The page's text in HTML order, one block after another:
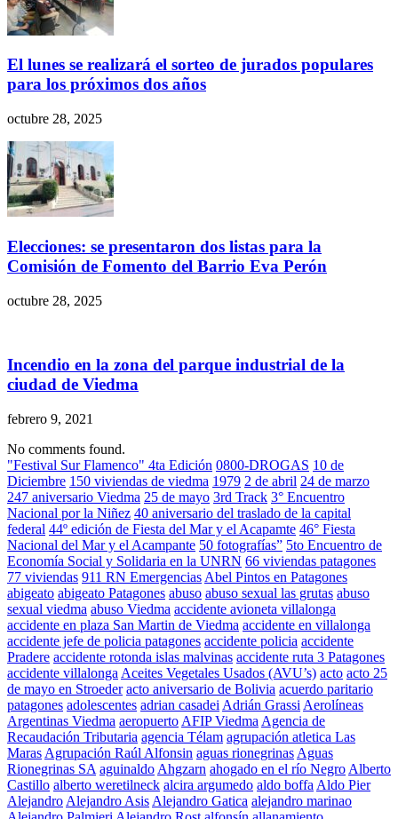
El lunes se realizará el sorteo de jurados populares
para los próximos dos años
octubre 28, 2025
Elecciones: se presentaron dos listas para la
Comisión de Fomento del Barrio Eva Perón
octubre 28, 2025
Incendio en la zona del parque industrial de la
ciudad de Viedma
febrero 9, 2021
No comments found.
"Festival Sur Flamenco" 4ta Edición 0800-DROGAS 10 de
Diciembre 150 viviendas de viedma 1979 2 de abril 24 de marzo
247 aniversario Viedma 25 de mayo 3rd Track 3° Encuentro
Nacional por la Niñez 40 aniversario del traslado de la capital
federal 44º edición de Fiesta del Mar y el Acapamte 46° Fiesta
Nacional del Mar y el Acampante 50 fotografías” 5to Encuentro de
Economía Social y Solidaria en la UNRN 66 viviendas patagones
77 viviendas 911 RN Emergencias Abel Pintos en Patagones
abigeato abigeato Patagones abuso abuso sexual las grutas abuso
sexual viedma abuso Viedma accidente avioneta villalonga
accidente en plaza San Martin de Viedma accidente en villalonga
accidente jefe de policia patagones accidente policia accidente
Pradere accidente rotonda islas malvinas accidente ruta 3 Patagones
accidente villalonga Aceites Vegetales Usados (AVU’s) acto acto 25
de mayo en Stroeder acto aniversario de Bolivia acuerdo paritario
patagones adolescentes adrian casadei Adrián Grassi Aerolíneas
Argentinas Viedma aeropuerto AFIP Viedma Agencia de
Recaudación Tributaria agencia Télam agrupación atletica Las
Maras Agrupación Raúl Alfonsin aguas rionegrinas Aguas
Rionegrinas SA aguinaldo Ahgzarn ahogado en el río Negro Alberto
Castillo alberto weretilneck alcira argumedo aldo boffa Aldo Pier
Alejandro Alejandro Asis Alejandro Gatica alejandro marinao